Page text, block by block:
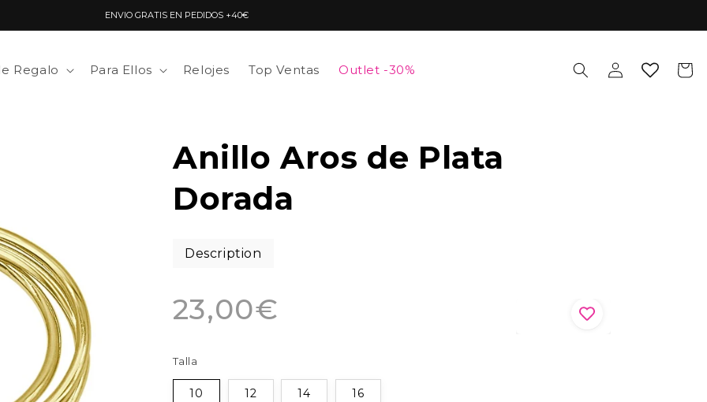
ENVIO GRATIS EN PEDIDOS +40€
Regalo Para Ellos Relojes Top Ventas Outlet -30%
sesión
Carrito
Anillo Aros de Plata
Dorada
Description
Precio
habitual
23,00€
Talla
10 12 14 16